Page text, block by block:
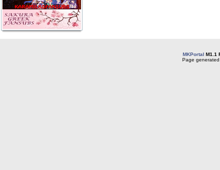
MKPortal M1.1
Page